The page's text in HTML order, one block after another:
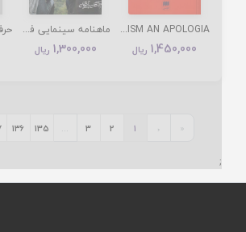
ON RELAVITISM AN APOLOGIA دفاع از نسبی انگاری (زبان اصلی انگلیسی)
1,450,000 ریال
ماهنامه سینمایی فیلم 607
1,300,000 ریال
«
‹
1
2
3
...
135
136
;